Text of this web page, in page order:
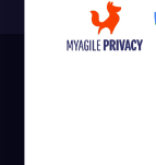
Sviluppato